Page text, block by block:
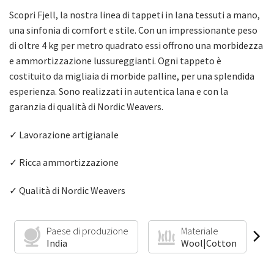
Scopri Fjell, la nostra linea di tappeti in lana tessuti a mano,
una sinfonia di comfort e stile. Con un impressionante peso
di oltre 4 kg per metro quadrato essi offrono una morbidezza
e ammortizzazione lussureggianti. Ogni tappeto è
costituito da migliaia di morbide palline, per una splendida
esperienza. Sono realizzati in autentica lana e con la
garanzia di qualità di Nordic Weavers.
✓ Lavorazione artigianale
✓ Ricca ammortizzazione
✓ Qualità di Nordic Weavers
Paese di produzione
India
Materiale
Wool|Cotton